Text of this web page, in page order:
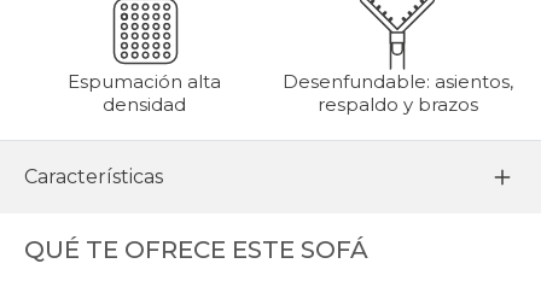
Espumación alta
densidad
Desenfundable: asientos,
respaldo y brazos
Características
QUÉ TE OFRECE ESTE SOFÁ